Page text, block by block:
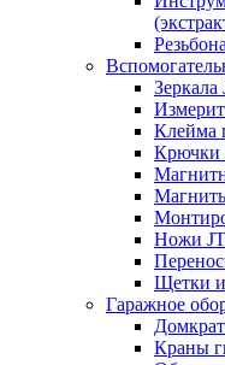
Зеркала
Клейма
Крючки
Ножи
Щетки и
Гаражное
Краны